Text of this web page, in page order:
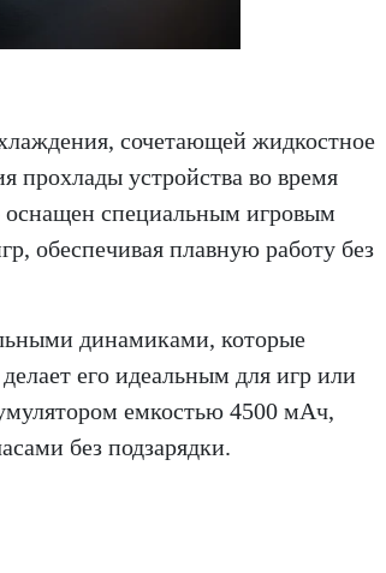
сочетающей жидкостное
прохлады устройства во время
оснащен специальным игровым
обеспечивая плавную работу без
динамиками, которые
его идеальным для игр или
емкостью 4500 мАч,
без подзарядки.